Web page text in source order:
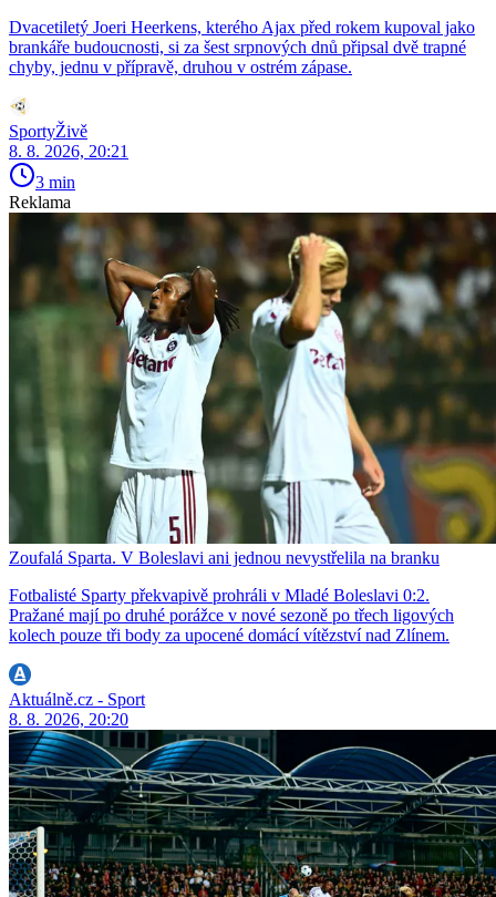
Dvacetiletý Joeri Heerkens, kterého Ajax před rokem kupoval jako
brankáře budoucnosti, si za šest srpnových dnů připsal dvě trapné
chyby, jednu v přípravě, druhou v ostrém zápase.
SportyŽivě
8. 8. 2026, 20:21
3 min
Reklama
Zoufalá Sparta. V Boleslavi ani jednou nevystřelila na branku
Fotbalisté Sparty překvapivě prohráli v Mladé Boleslavi 0:2.
Pražané mají po druhé porážce v nové sezoně po třech ligových
kolech pouze tři body za upocené domácí vítězství nad Zlínem.
Aktuálně.cz - Sport
8. 8. 2026, 20:20